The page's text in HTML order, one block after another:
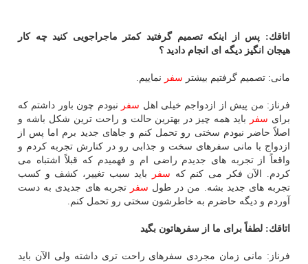
اتاقك: پس از اینكه تصمیم گرفتید كمتر ماجراجویی كنید چه كار
هیجان انگیز دیگه ای انجام دادید ؟
مانی: تصمیم گرفتیم بیشتر سفر نماییم.
فرناز: من پیش از ازدواجم خیلی اهل سفر نبودم چون باور داشتم كه
برای سفر
باید همه چیز در بهترین حالت و راحت ترین شكل باشه و
اصلاً حاضر نبودم سختی رو تحمل كنم و جاهای جدید برم اما پس از
ازدواج با مانی سفرهای سخت و جذابی رو در كنارش تجربه كردم و
واقعاً از تجربه های جدیدم راضی ام و فهمیدم كه قبلاً اشتباه می
كردم. الآن فكر می كنم كه سفر
باید سبب تغییر، كشف و كسب
تجربه های جدید بشه. من در طول سفر تجربه های جدیدی به دست
آوردم و دیگه حاضرم به خاطرشون سختی رو تحمل كنم.
اتاقك: لطفاً برای ما از سفرهاتون بگید
فرناز: مانی زمان مجردی سفرهای راحت تری داشته ولی الآن باید